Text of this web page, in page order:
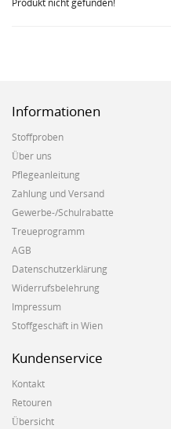
Produkt nicht gefunden!
Informationen
Stoffproben
Über uns
Pflegeanleitung
Zahlung und Versand
Gewerbe-/Schulrabatte
Treueprogramm
AGB
Datenschutzerklärung
Widerrufsbelehrung
Impressum
Stoffgeschäft in Wien
Kundenservice
Kontakt
Retouren
Übersicht